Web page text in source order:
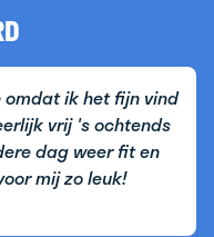
ik het fijn vind
vrij 's ochtends
dag weer fit en
mij zo leuk!